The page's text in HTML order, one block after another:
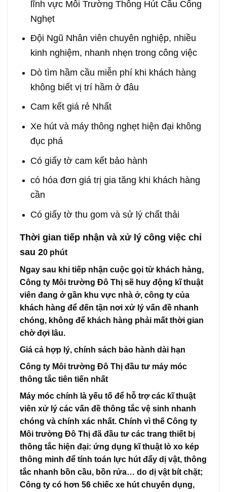
lĩnh vực Môi Trường Thông Hút Cầu Cống
Nghẹt
Đội Ngũ Nhân viên chuyên nghiệp, nhiều
kinh nghiệm, nhanh nhẹn trong công việc
Dò tìm hầm cầu miễn phí khi khách hàng
không biết vị trí hầm ở đâu
Cam kết giá rẻ Nhất
Xe hút và máy thông nghẹt hiện đại không
đục phá
Có giấy tờ cam kết bảo hành
có hóa đơn giá trị gia tăng khi khách hàng
cần
Có giấy tờ thu gom và sử lý chất thải
Thời gian tiếp nhận và xử lý công việc chỉ
sau 20 phút
Ngay sau khi tiếp nhận cuộc gọi từ khách hàng,
Công ty Môi trường Đô Thị sẽ huy động kĩ thuật
viên đang ở gần khu vực nhà ở, công ty của
khách hàng để đến tận nơi xử lý vấn đề nhanh
chóng, không để khách hàng phải mất thời gian
chờ đợi lâu.
Giá cả hợp lý, chính sách bảo hành dài hạn
Công ty Môi trường Đô Thị đầu tư máy móc
thông tắc tiên tiến nhất
Máy móc chính là yếu tố để hỗ trợ các kĩ thuật
viên xử lý các vấn đề thông tắc vệ sinh nhanh
chóng và chính xác nhất. Chính vì thế Công ty
Môi trường Đô Thị đã đầu tư các trang thiết bị
thông tắc hiện đại: ứng dụng kĩ thuật lò xo kép
thông minh để tính toán lực hút đẩy dị vật, thông
tắc nhanh bồn cầu, bồn rửa… do dị vật bít chặt;
Công ty có hơn 56 chiếc xe hút chuyên dụng,